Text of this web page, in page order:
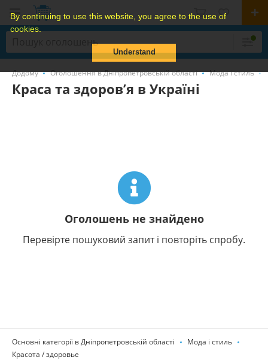
By continuing to use this website, you agree to the use of
cookies.
Understand
Додому Оголошення в Дніпропетровській області Мода і стиль
Краса та здоров’я в Україні
Оголошень не знайдено
Перевірте пошуковий запит і повторіть спробу.
Основні категорії в Дніпропетровській області
Мода і стиль
Красота / здоровье